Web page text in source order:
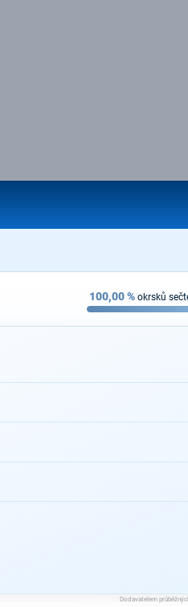
100,00% okrsků